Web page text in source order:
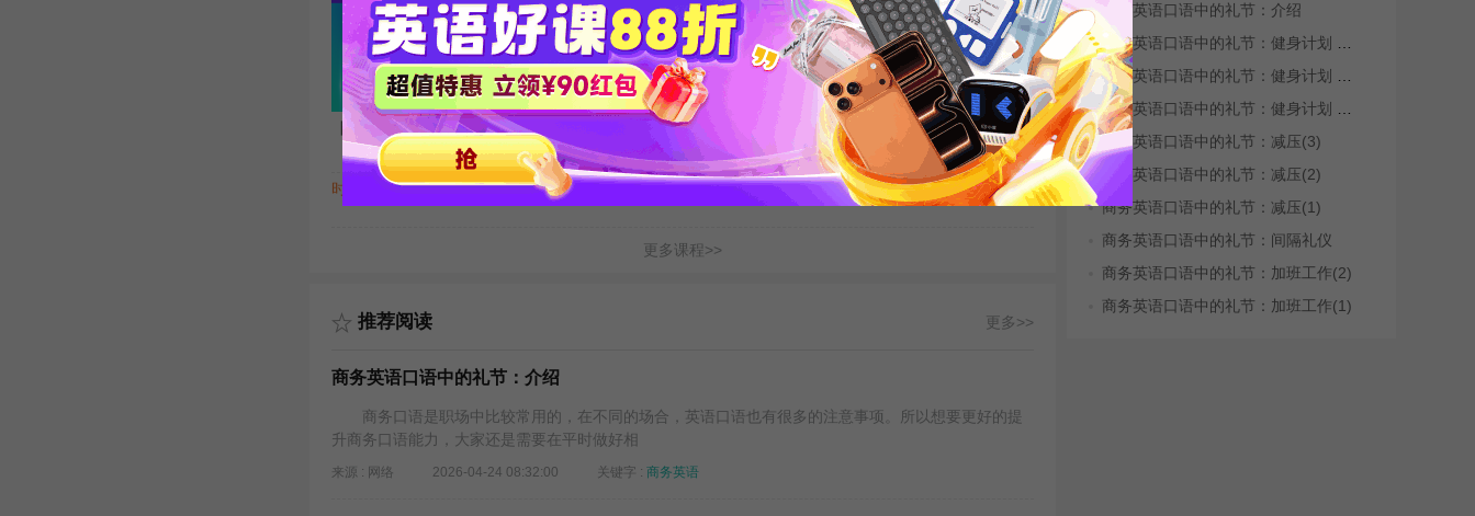
【初级】生活口语流利说（25...
时长 : 3:54 主讲 : 金格妃
【零基础适用】流利职场英语...
时长 : 26:58 主讲 : 乔迪
【低起点进阶】流利职场英语...
时长 : 26:58 主讲 : 乔迪
更多课程>>
推荐阅读 更多>>
商务英语口语中的礼节：介绍
商务口语是职场中比较常用的，在不同的场合，英语口语也有很多的注意事项。所以想要更好的提
升商务口语能力，大家还是需要在平时做好相
来源 : 网络 2026-04-24 08:32:00 关键字 : 商务英语
商务英语口语中的礼节：介绍
商务英语口语中的礼节：减压(3)
商务英语口语中的礼节：减压(2)
商务英语口语中的礼节：减压(1)
商务英语口语中的礼节：间隔礼仪
商务英语口语中的礼节：加班工作(2)
商务英语口语中的礼节：加班工作(1)